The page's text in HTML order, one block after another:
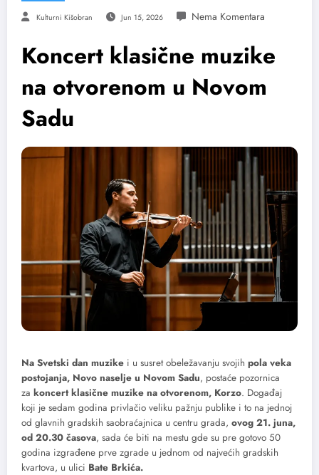
Kulturni Kišobran Jun 15, 2026
Koncert klasične muzike
na otvorenom u Novom
Sadu
Na Svetski dan muzike i u susret obeležavanju svojih pola veka
postojanja, Novo naselje u Novom Sadu, postaće pozornica
za koncert klasične muzike na otvorenom, Korzo. Događaj
koji je sedam godina privlačio veliku pažnju publike i to na jednoj
od glavnih gradskih saobraćajnica u centru grada, ovog 21. juna,
od 20.30 časova, sada će biti na mestu gde su pre gotovo 50
godina izgrađene prve zgrade u jednom od najvećih gradskih
kvartova, u ulici Bate Brkića.